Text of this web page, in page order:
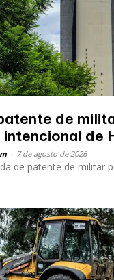
de
de
7 de agosto de 2026
de patente de militar